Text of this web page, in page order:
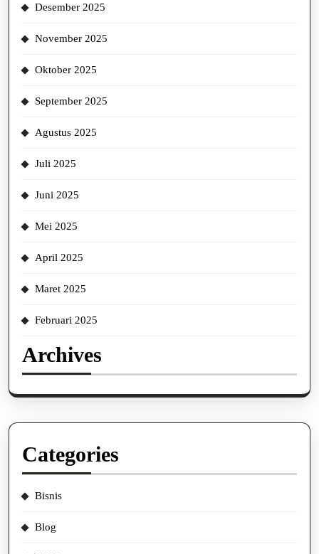
Desember 2025
November 2025
Oktober 2025
September 2025
Agustus 2025
Juli 2025
Juni 2025
Mei 2025
April 2025
Maret 2025
Februari 2025
Archives
Categories
Bisnis
Blog